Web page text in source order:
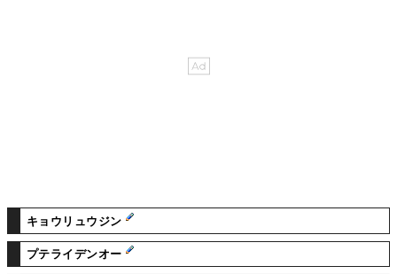
キョウリュウジン
プテライデンオー